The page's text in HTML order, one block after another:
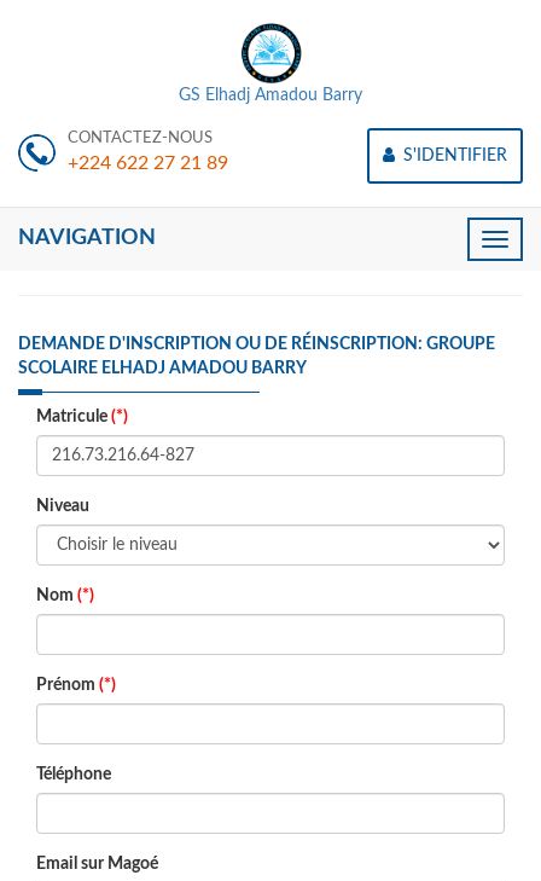
GS Elhadj Amadou Barry
CONTACTEZ-NOUS
+224 622 27 21 89 S'IDENTIFIER
Toggle
NAVIGATION
DEMANDE D'INSCRIPTION OU DE RÉINSCRIPTION: GROUPE
SCOLAIRE ELHADJ AMADOU BARRY
Matricule (*)
Niveau
Nom (*)
Prénom (*)
Téléphone
Email sur Magoé